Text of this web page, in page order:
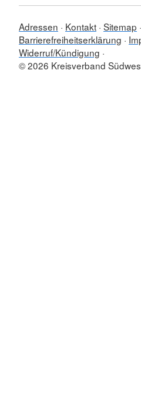
Adressen Kontakt Sitemap
Barrierefreiheitserklärung
Widerruf/Kündigung
© 2026 Kreisverband